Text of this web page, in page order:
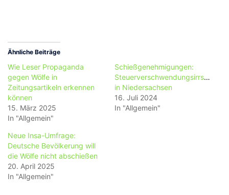
Ähnliche Beiträge
Wie Leser Propaganda
gegen Wölfe in
Zeitungsartikeln erkennen
können
15. März 2025
In "Allgemein"
Schießgenehmigungen:
Steuerverschwendungsirrsinn
in Niedersachsen
16. Juli 2024
In "Allgemein"
Neue Insa-Umfrage:
Deutsche Bevölkerung will
die Wölfe nicht abschießen
20. April 2025
In "Allgemein"